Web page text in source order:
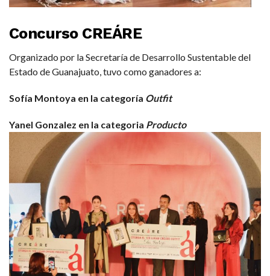
Concurso CREÁRE
Organizado por la Secretaría de Desarrollo Sustentable del
Estado de Guanajuato, tuvo como ganadores a:
Sofía Montoya en la categoría Outfit
Yanel Gonzalez en la categoria Producto